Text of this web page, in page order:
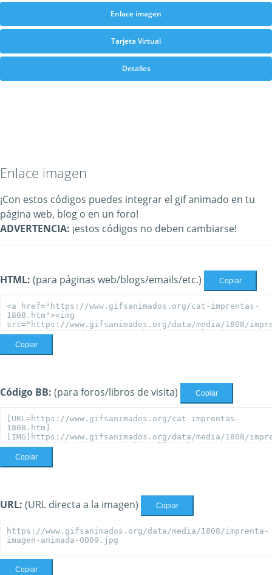
Enlace imagen
Tarjeta Virtual
Detalles
Enlace imagen
¡Con estos códigos puedes integrar el gif animado en tu
página web, blog o en un foro!
ADVERTENCIA: ¡estos códigos no deben cambiarse!
HTML: (para páginas web/blogs/emails/etc.) Copiar
Copiar
Código BB: (para foros/libros de visita) Copiar
Copiar
URL: (URL directa a la imagen) Copiar
Copiar